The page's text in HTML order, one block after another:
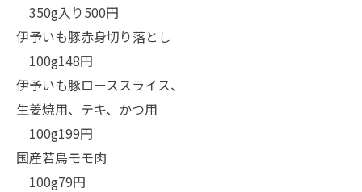
350g入り500円
伊予いも豚赤身切り落とし
100g148円
伊予いも豚ローススライス、
生姜焼用、テキ、かつ用
100g199円
国産若鳥モモ肉
100g79円